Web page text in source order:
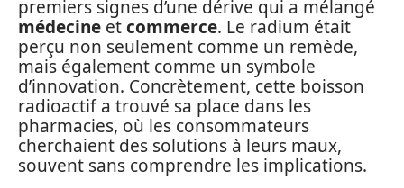
premiers signes d’une dérive qui a mélangé
médecine etcommerce. Le radium était
perçu non seulement comme un remède,
mais également comme un symbole
d’innovation. Concrètement, cette boisson
radioactif a trouvé sa place dans les
pharmacies, où les consommateurs
cherchaient des solutions à leurs maux,
souvent sans comprendre les implications.